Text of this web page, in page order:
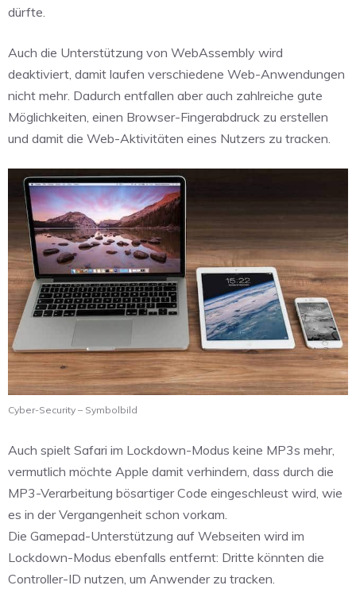
dürfte.
Auch die Unterstützung von WebAssembly wird
deaktiviert, damit laufen verschiedene Web-Anwendungen
nicht mehr. Dadurch entfallen aber auch zahlreiche gute
Möglichkeiten, einen Browser-Fingerabdruck zu erstellen
und damit die Web-Aktivitäten eines Nutzers zu tracken.
Cyber-Security – Symbolbild
Auch spielt Safari im Lockdown-Modus keine MP3s mehr,
vermutlich möchte Apple damit verhindern, dass durch die
MP3-Verarbeitung bösartiger Code eingeschleust wird, wie
es in der Vergangenheit schon vorkam.
Die Gamepad-Unterstützung auf Webseiten wird im
Lockdown-Modus ebenfalls entfernt: Dritte könnten die
Controller-ID nutzen, um Anwender zu tracken.